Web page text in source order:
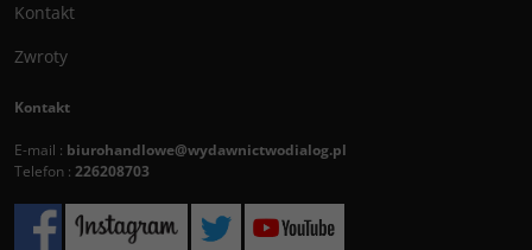
Kontakt
Zwroty
Kontakt
E-mail : biurohandlowe@wydawnictwodialog.pl
Telefon : 226208703